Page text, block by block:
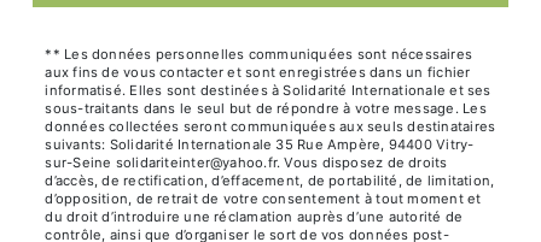
** Les données personnelles communiquées sont nécessaires
aux fins de vous contacter et sont enregistrées dans un fichier
informatisé. Elles sont destinées à Solidarité Internationale et ses
sous-traitants dans le seul but de répondre à votre message. Les
données collectées seront communiquées aux seuls destinataires
suivants: Solidarité Internationale 35 Rue Ampère, 94400 Vitry-
sur-Seine solidariteinter@yahoo.fr. Vous disposez de droits
d’accès, de rectification, d’effacement, de portabilité, de limitation,
d’opposition, de retrait de votre consentement à tout moment et
du droit d’introduire une réclamation auprès d’une autorité de
contrôle, ainsi que d’organiser le sort de vos données post-